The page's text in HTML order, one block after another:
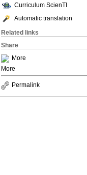
Curriculum ScienTI
Automatic translation
Related links
Share
More
More
Permalink